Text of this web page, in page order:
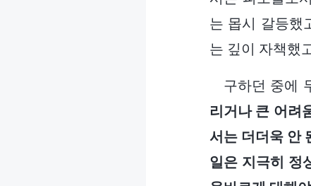
는 몹시 갈등했
는 깊이 자책했
구하던 중에
리거나 큰 어려
서는 더더욱 안
일은 지극히 정